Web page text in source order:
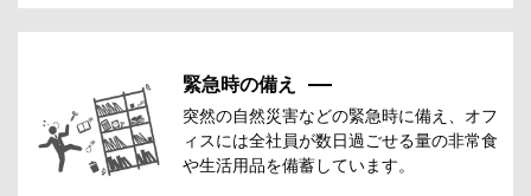
緊急時の備え
突然の自然災害などの緊急時に備え、オフ
ィスには全社員が数日過ごせる量の非常食
や生活用品を備蓄しています。